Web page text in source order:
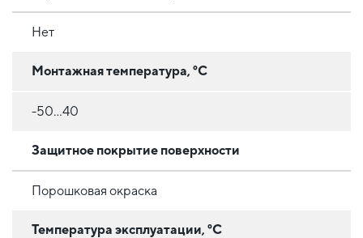
Нет
Монтажная температура, °C
-50...40
Защитное покрытие поверхности
Порошковая окраска
Температура эксплуатации, °C